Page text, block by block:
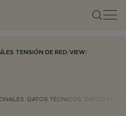
TENSIÓN DE RED/VIEW/
DATOS TÉCNICOS DATOS